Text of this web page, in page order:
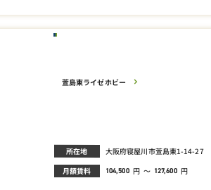
萱島東ライゼホビー
所在地 大阪府寝屋川市萱島東1-14-27
月額賃料 104,500 円 ～ 127,600 円